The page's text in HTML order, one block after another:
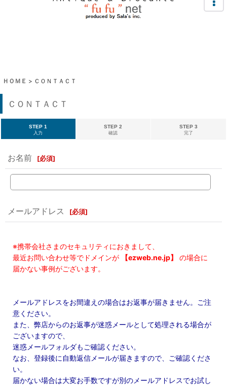
ＨＯＭＥ > ＣＯＮＴＡＣＴ
ＣＯＮＴＡＣＴ
STEP 1
入力
STEP 2
確認
STEP 3
完了
お名前 [必須]
メールアドレス [必須]
※携帯会社さまのセキュリティにおきまして、
最近お問い合わせ等でドメインが
【ezweb.ne.jp】
の場合に
届かない事例がございます。
メールアドレスをお間違えの場合はお返事が届きません。ご注
意ください。
また、弊店からのお返事が迷惑メールとして処理される場合が
ございますので、
迷惑メールフォルダもご確認ください。
なお、登録後に自動返信メールが届きますので、ご確認くださ
い。
届かない場合は大変お手数ですが別のメールアドレスでお試し